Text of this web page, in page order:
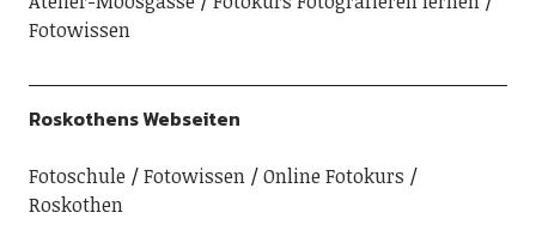
Fotowissen
Roskothens Webseiten
Fotoschule Fotowissen
Online Fotokurs
Roskothen